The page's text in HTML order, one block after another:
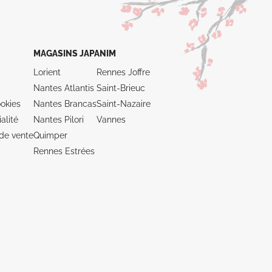
vente
MAGASINS JAPANIM
Lorient
Nantes Atlantis
Nantes Brancas
Nantes Pilori
Quimper
Rennes Estrées
Rennes Joffre
Saint-Brieuc
Saint-Nazaire
Vannes